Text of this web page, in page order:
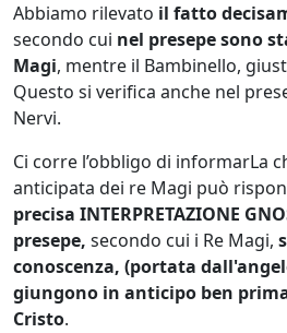
Abbiamo rilevato il fatto
secondo cui nel presepe sono
Magi, mentre il Bambinello,
Questo si verifica anche nel
Nervi.
Ci corre l’obbligo di informarLa
anticipata dei re Magi può
precisa INTERPRETAZIONE
presepe, secondo cui i Re Magi,
conoscenza, (portata
giungono in anticipo ben
Cristo.